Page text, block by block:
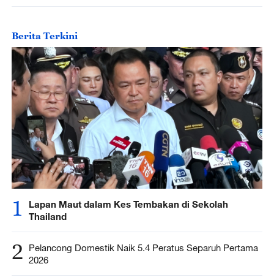
Berita Terkini
1
Lapan Maut dalam Kes Tembakan di Sekolah
Thailand
2
Pelancong Domestik Naik 5.4 Peratus Separuh Pertama
2026